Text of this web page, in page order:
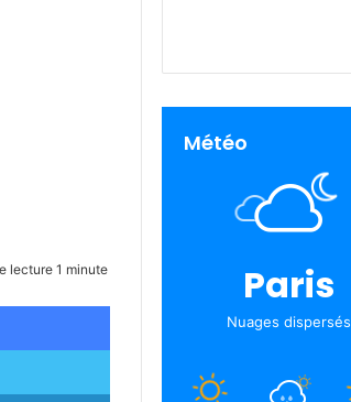
lecture 1 minute
Météo
Paris
Nuages ​​dispersés